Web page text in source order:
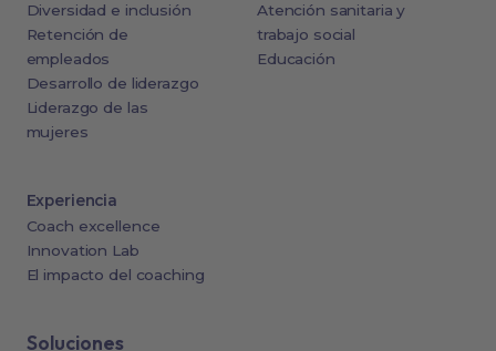
Diversidad e inclusión
Retención de
empleados
Desarrollo de liderazgo
Liderazgo de las
mujeres
Atención sanitaria y
trabajo social
Educación
Experiencia
Coach excellence
Innovation Lab
El impacto del coaching
Soluciones